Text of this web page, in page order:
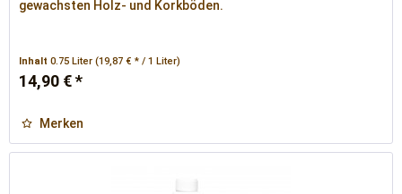
gewachsten Holz- und Korkböden.
Inhalt0.75 Liter(19,87 € * / 1 Liter)
14,90 € *
Merken